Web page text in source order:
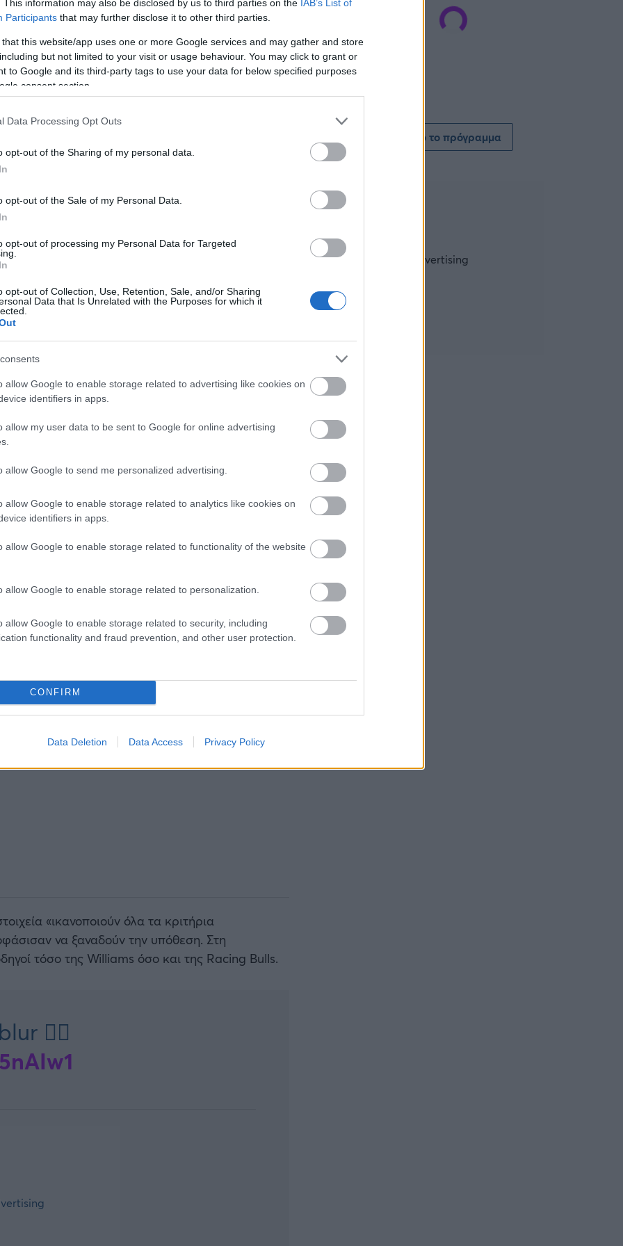
This information may also be disclosed by us to third parties on the IAB’s List of
Participants that may further disclose it to other third parties.
that this website/app uses one or more Google services and may gather and store
but not limited to your visit or usage behaviour. You may click to grant or
to Google and its third-party tags to use your data for below specified purposes
consent section.
Data Processing Opt Outs
opt-out of the Sharing of my personal data.
opt-out of the Sale of my Personal Data.
opt-out of processing my Personal Data for Targeted
opt-out of Collection, Use, Retention, Sale, and/or Sharing
Data that Is Unrelated with the Purposes for which it
allow Google to enable storage related to advertising like cookies on
identifiers in apps.
allow my user data to be sent to Google for online advertising
allow Google to send me personalized advertising.
allow Google to enable storage related to analytics like cookies on
identifiers in apps.
allow Google to enable storage related to functionality of the website
allow Google to enable storage related to personalization.
allow Google to enable storage related to security, including
functionality and fraud prevention, and other user protection.
CONFIRM
Data Deletion Data Access Privacy Policy
restart 💥#F1
xee2epqxef
31, 2025
με τον επικεφαλής της ομάδας Τζέιμς
συμπεριλαμβανομένων πλάνων από
«ικανοποιούν όλα τα κριτήρια
να ξαναδούν την υπόθεση. Στη
τόσο της Williams όσο και της Racing Bulls.
😮‍💨
Δείτε όλο το πρόγραμμα